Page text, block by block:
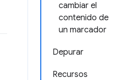
cambiar el
contenido de
un marcador
Depurar
Recursos